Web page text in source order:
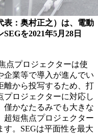
表：奥村正之）は、電動
を2021年5月28日
点プロジェクターは使
企業等で導入が進んでい
離から投写するため、打
プロジェクターに対応し
僅かなたるみでも大きな
超短焦点プロジェクター
。SEGは平面性を最大